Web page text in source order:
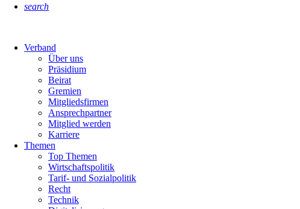
search
Verband
Über uns
Präsidium
Beirat
Gremien
Mitgliedsfirmen
Ansprechpartner
Mitglied werden
Karriere
Themen
Top Themen
Wirtschaftspolitik
Tarif- und Sozialpolitik
Recht
Technik